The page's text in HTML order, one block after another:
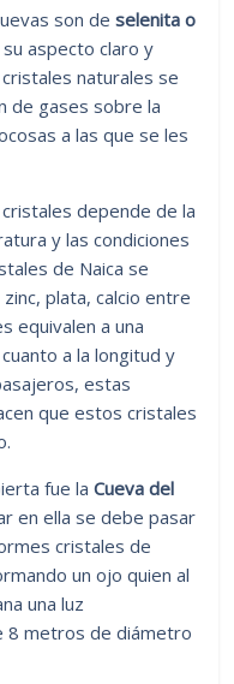
son deselenita o
aspecto claro y
naturales se
de gases sobre la
a las que se les
depende de la
y las condiciones
de Naica se
plata, calcio entre
equivalen a una
a la longitud y
estas
que estos cristales
fue laCueva del
en ella se debe pasar
cristales de
un ojo quien al
una luz
8 metros de diámetro